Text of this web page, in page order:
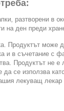
разтворени в
на ден преди
Продуктът може
и в съчетание с
Продуктът не е
се използва
лекуващ лекар